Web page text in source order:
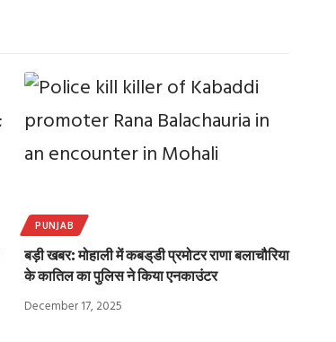
PUNJAB
बड़ी खबर: मोहाली में कबड्‌डी प्रमोटर राणा बलाचौरिया
के कातिल का पुलिस ने किया एनकाउंटर
December 17, 2025